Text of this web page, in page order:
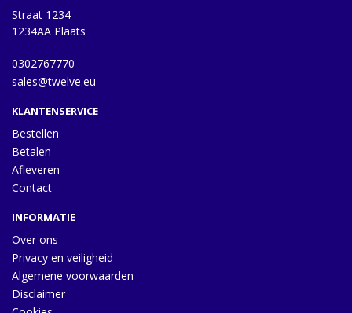
Straat 1234
1234AA Plaats
0302767770
sales@twelve.eu
KLANTENSERVICE
Bestellen
Betalen
Afleveren
Contact
INFORMATIE
Over ons
Privacy en veiligheid
Algemene voorwaarden
Disclaimer